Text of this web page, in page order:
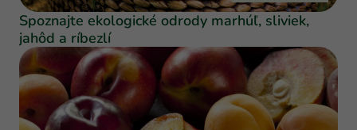
Spoznajte ekologické odrody marhúľ, sliviek,
jahôd a ríbezlí